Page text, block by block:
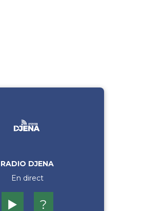
RADIO DJENA
En direct
▶️ ?